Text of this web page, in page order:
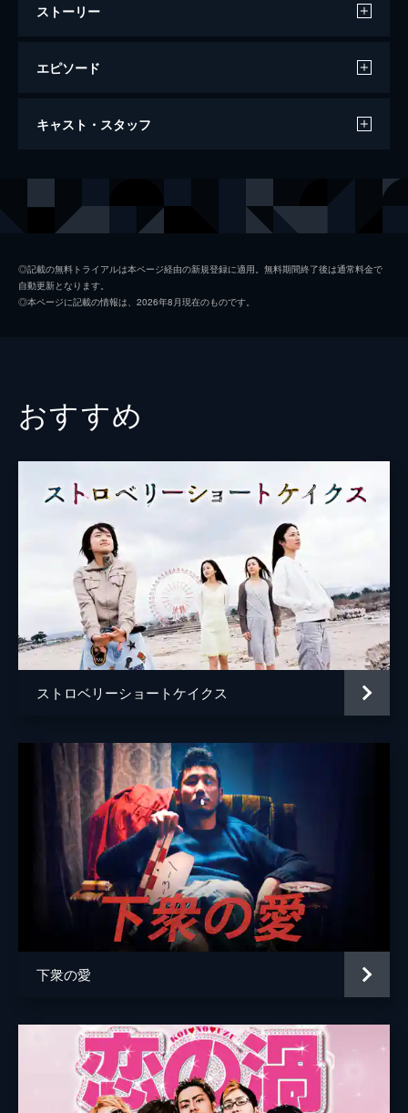
ストーリー
エピソード
くも漫。
キャスト・スタッフ
風俗嬢・ゆのあ 柳英里紗
木下あゆ美
キキ花香
永井響
大久保綾乃
ＴＥＲＵ
監督 小林稔昌
脚本 安部裕之
◎記載の無料トライアルは本ページ経由の新規登録に適用。無料期間終了後は通常料金で
自動更新となります。
◎本ページに記載の情報は、2026年8月現在のものです。
おすすめ
ストロベリーショートケイクス
下衆の愛